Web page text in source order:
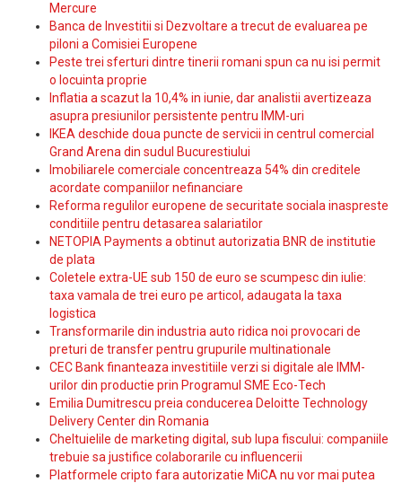
Mercure
Banca de Investitii si Dezvoltare a trecut de evaluarea pe
piloni a Comisiei Europene
Peste trei sferturi dintre tinerii romani spun ca nu isi permit
o locuinta proprie
Inflatia a scazut la 10,4% in iunie, dar analistii avertizeaza
asupra presiunilor persistente pentru IMM-uri
IKEA deschide doua puncte de servicii in centrul comercial
Grand Arena din sudul Bucurestiului
Imobiliarele comerciale concentreaza 54% din creditele
acordate companiilor nefinanciare
Reforma regulilor europene de securitate sociala inaspreste
conditiile pentru detasarea salariatilor
NETOPIA Payments a obtinut autorizatia BNR de institutie
de plata
Coletele extra-UE sub 150 de euro se scumpesc din iulie:
taxa vamala de trei euro pe articol, adaugata la taxa
logistica
Transformarile din industria auto ridica noi provocari de
preturi de transfer pentru grupurile multinationale
CEC Bank finanteaza investitiile verzi si digitale ale IMM-
urilor din productie prin Programul SME Eco-Tech
Emilia Dumitrescu preia conducerea Deloitte Technology
Delivery Center din Romania
Cheltuielile de marketing digital, sub lupa fiscului: companiile
trebuie sa justifice colaborarile cu influencerii
Platformele cripto fara autorizatie MiCA nu vor mai putea